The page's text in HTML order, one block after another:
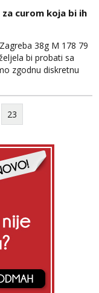
0958759047
curom koja bi ih
38g M 178 79
bi probati sa
zgodnu diskretnu
dok imamo
pridruziti ali i ne
anonimno
mozemo
tog mozemo se
23